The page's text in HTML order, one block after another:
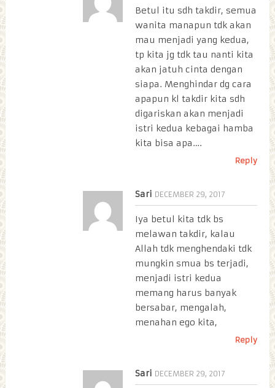
Betul itu sdh takdir, semua
wanita manapun tdk akan
mau menjadi yang kedua,
tp kita jg tdk tau nanti kita
akan jatuh cinta dengan
siapa. Menghindar dg cara
apapun kl takdir kita sdh
digariskan akan menjadi
istri kedua kebagai hamba
kita bisa apa….
Reply
Sari DECEMBER 29, 2017
Iya betul kita tdk bs
melawan takdir, kalau
Allah tdk menghendaki tdk
mungkin smua bs terjadi,
menjadi istri kedua
memang harus banyak
bersabar, mengalah,
menahan ego kita,
Reply
Sari DECEMBER 29, 2017